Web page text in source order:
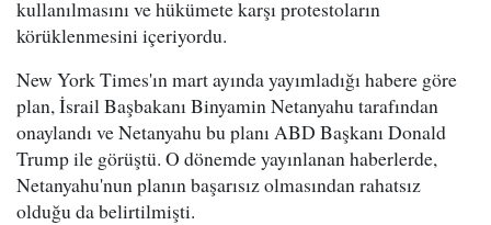
kullanılmasını ve hükümete karşı protestoların
körüklenmesini içeriyordu.
New York Times'ın mart ayında yayımladığı habere göre
plan, İsrail Başbakanı Binyamin Netanyahu tarafından
onaylandı ve Netanyahu bu planı ABD Başkanı Donald
Trump ile görüştü. O dönemde yayınlanan haberlerde,
Netanyahu'nun planın başarısız olmasından rahatsız
olduğu da belirtilmişti.